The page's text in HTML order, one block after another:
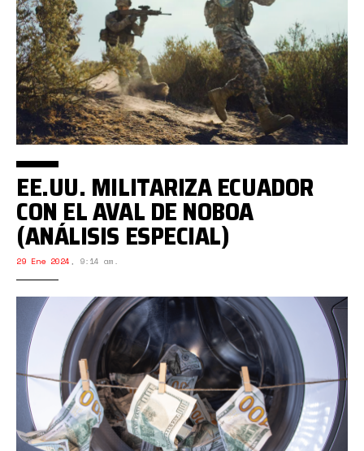
EE.UU. MILITARIZA ECUADOR
CON EL AVAL DE NOBOA
(ANÁLISIS ESPECIAL)
29 Ene 2024 , 9:14 am.